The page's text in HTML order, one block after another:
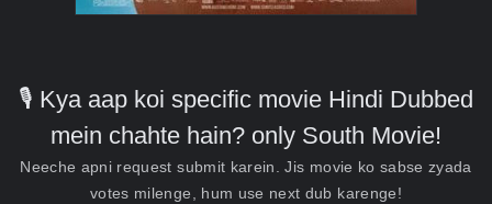
🎙️ Kya aap koi specific movie Hindi Dubbed
mein chahte hain? only South Movie!
Neeche apni request submit karein. Jis movie ko sabse zyada
votes milenge, hum use next dub karenge!